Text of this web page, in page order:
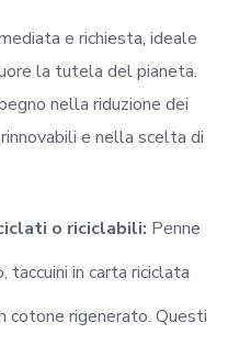
e richiesta, ideale
la tutela del pianeta.
nella riduzione dei
e nella scelta di
o riciclabili: Penne
in carta riciclata
cotone rigenerato. Questi